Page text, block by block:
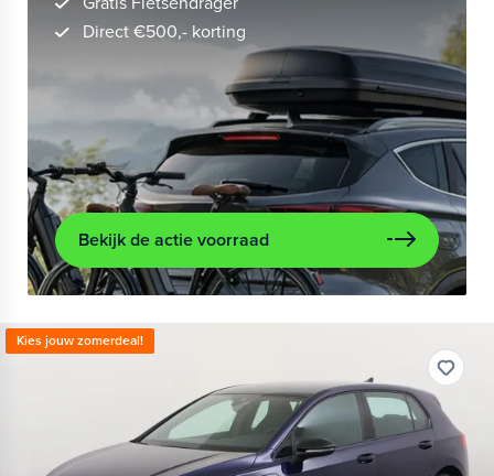
Direct €500,- korting
Bekijk de actie voorraad
Kies jouw zomerdeal!